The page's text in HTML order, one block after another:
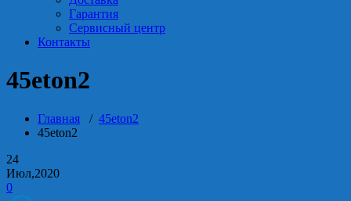
Гарантия
Сервисный центр
Контакты
45eton2
Главная / 45eton2
45eton2
24
Июл,2020
0